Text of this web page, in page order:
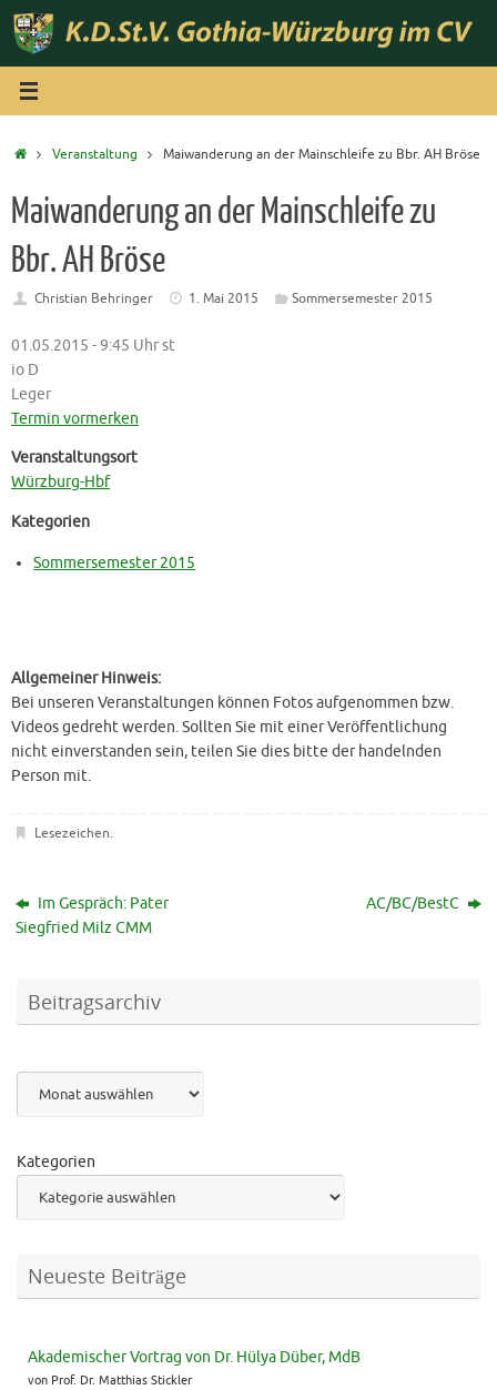
Zum
Inhalt
springen
StartVeranstaltung Maiwanderung an der Mainschleife zu Bbr. AH Bröse
Maiwanderung an der Mainschleife zu
Bbr. AH Bröse
Christian Behringer 1. Mai 2015 Sommersemester 2015
01.05.2015 - 9:45 Uhr st
io D
Leger
Termin vormerken
Veranstaltungsort
Würzburg-Hbf
Kategorien
Sommersemester 2015
Allgemeiner Hinweis:
Bei unseren Veranstaltungen können Fotos aufgenommen bzw.
Videos gedreht werden. Sollten Sie mit einer Veröffentlichung
nicht einverstanden sein, teilen Sie dies bitte der handelnden
Person mit.
Lesezeichen.
Im Gespräch: Pater
Siegfried Milz CMM
AC/BC/BestC
Beitragsarchiv
Kategorien
Neueste Beiträge
Akademischer Vortrag von Dr. Hülya Düber, MdB
von Prof. Dr. Matthias Stickler